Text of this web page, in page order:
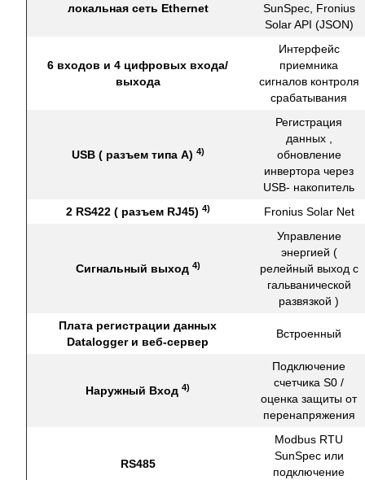
локальная сеть Ethernet
SunSpec, Fronius
Solar API (JSON)
6 входов и 4 цифровых входа/
выхода
Интерфейс
приемника
сигналов контроля
срабатывания
USB ( разъем типа A) 4)
Регистрация
данных ,
обновление
инвертора через
USB- накопитель
2 RS422 ( разъем RJ45) 4) Fronius Solar Net
Сигнальный выход 4)
Управление
энергией (
релейный выход с
гальванической
развязкой )
Плата регистрации данных
Datalogger и веб-сервер
Встроенный
Наружный Вход 4)
Подключение
счетчика S0 /
оценка защиты от
перенапряжения
RS485
Modbus RTU
SunSpec или
подключение